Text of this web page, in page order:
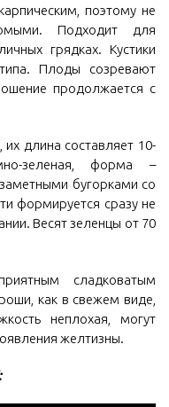
поэтому не
Подходит для
грядках. Кустики
Плоды созревают
продолжается с
длина составляет 10-
зеленая, форма –
бугорками со
формируется сразу не
Весят зеленцы от 70
сладковатым
как в свежем виде,
неплохая, могут
желтизны.